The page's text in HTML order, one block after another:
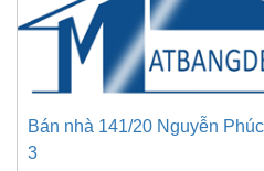
Bán nhà 141/20 Nguyễn
3